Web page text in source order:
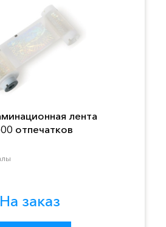
лента
отпечатков
На заказ